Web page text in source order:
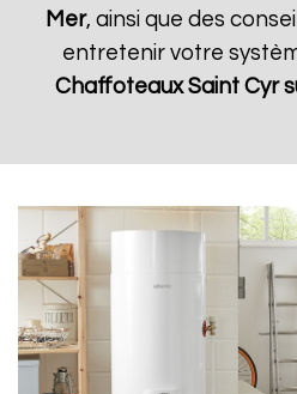
Mer, ainsi que des
entretenir votre
Chaffoteaux Saint Cyr